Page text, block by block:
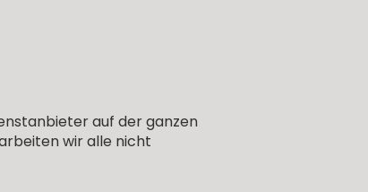
auf der ganzen
wir alle nicht